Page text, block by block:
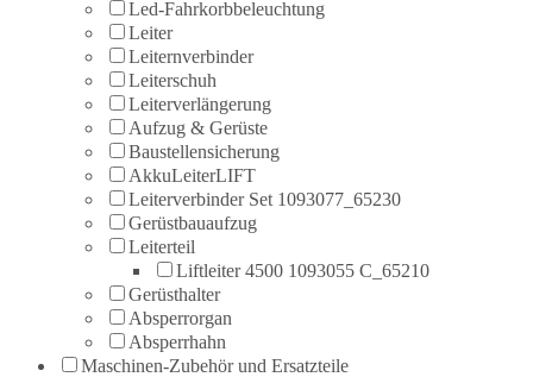
Led-Fahrkorbbeleuchtung
Leiter
Leiternverbinder
Leiterschuh
Leiterverlängerung
Aufzug & Gerüste
Baustellensicherung
AkkuLeiterLIFT
Leiterverbinder Set 1093077_65230
Gerüstbauaufzug
Leiterteil
Liftleiter 4500 1093055 C_65210
Gerüsthalter
Absperrorgan
Absperrhahn
Maschinen-Zubehör und Ersatzteile